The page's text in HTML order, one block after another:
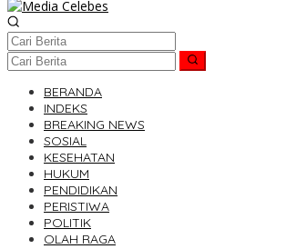
BERANDA
INDEKS
BREAKING NEWS
SOSIAL
KESEHATAN
HUKUM
PENDIDIKAN
PERISTIWA
POLITIK
OLAH RAGA